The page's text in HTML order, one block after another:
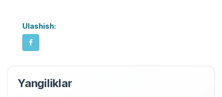
Ulashish:
Yangiliklar